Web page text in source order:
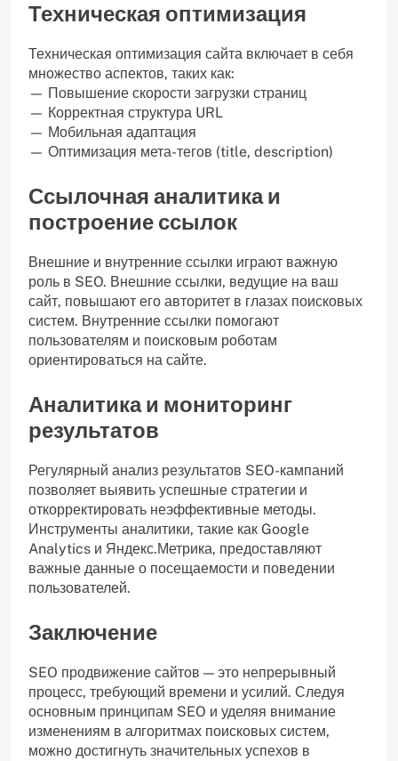
Техническая оптимизация
Техническая оптимизация сайта включает в себя
множество аспектов, таких как:
— Повышение скорости загрузки страниц
— Корректная структура URL
— Мобильная адаптация
— Оптимизация мета-тегов (title, description)
Ссылочная аналитика и
построение ссылок
Внешние и внутренние ссылки играют важную
роль в SEO. Внешние ссылки, ведущие на ваш
сайт, повышают его авторитет в глазах поисковых
систем. Внутренние ссылки помогают
пользователям и поисковым роботам
ориентироваться на сайте.
Аналитика и мониторинг
результатов
Регулярный анализ результатов SEO-кампаний
позволяет выявить успешные стратегии и
откорректировать неэффективные методы.
Инструменты аналитики, такие как Google
Analytics и Яндекс.Метрика, предоставляют
важные данные о посещаемости и поведении
пользователей.
Заключение
SEO продвижение сайтов — это непрерывный
процесс, требующий времени и усилий. Следуя
основным принципам SEO и уделяя внимание
изменениям в алгоритмах поисковых систем,
можно достигнуть значительных успехов в